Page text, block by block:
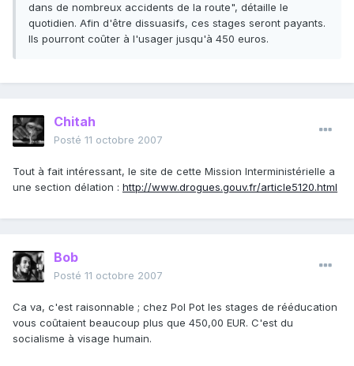
dans de nombreux accidents de la route", détaille le
quotidien. Afin d'être dissuasifs, ces stages seront payants.
Ils pourront coûter à l'usager jusqu'à 450 euros.
Chitah
Posté 11 octobre 2007
Tout à fait intéressant, le site de cette Mission Interministérielle a
une section délation : http://www.drogues.gouv.fr/article5120.html
Bob
Posté 11 octobre 2007
Ca va, c'est raisonnable ; chez Pol Pot les stages de rééducation
vous coûtaient beaucoup plus que 450,00 EUR. C'est du
socialisme à visage humain.